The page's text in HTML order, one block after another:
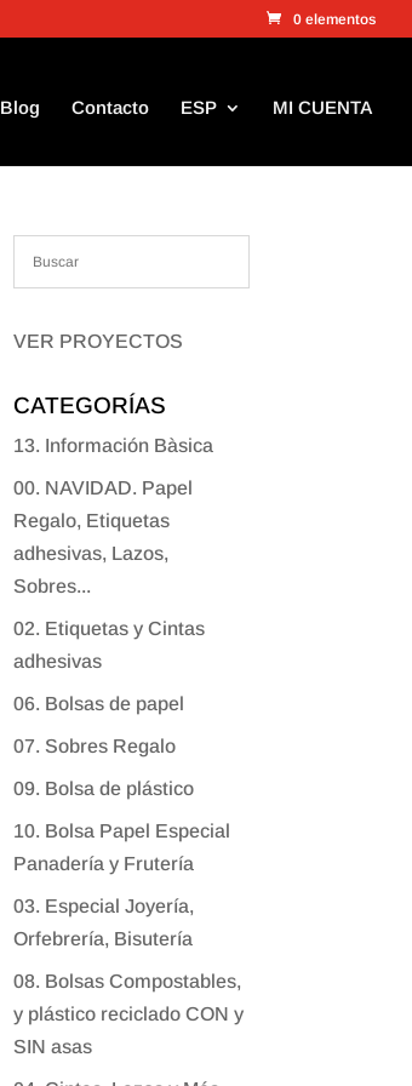
0 elementos
Blog Contacto ESP MI CUENTA
VER PROYECTOS
CATEGORÍAS
13. Información Bàsica
00. NAVIDAD. Papel
Regalo, Etiquetas
adhesivas, Lazos,
Sobres...
02. Etiquetas y Cintas
adhesivas
06. Bolsas de papel
07. Sobres Regalo
09. Bolsa de plástico
10. Bolsa Papel Especial
Panadería y Frutería
03. Especial Joyería,
Orfebrería, Bisutería
08. Bolsas Compostables,
y plástico reciclado CON y
SIN asas